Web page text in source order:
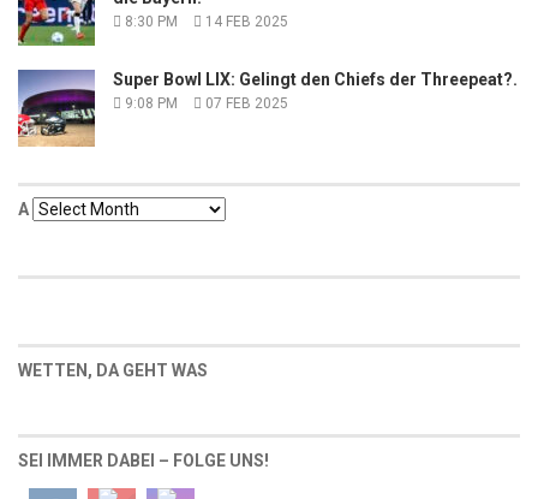
8:30 PM 14 FEB 2025
Super Bowl LIX: Gelingt den Chiefs der Threepeat?.
9:08 PM 07 FEB 2025
ΑΑ
WETTEN, DA GEHT WAS
SEI IMMER DABEI – FOLGE UNS!